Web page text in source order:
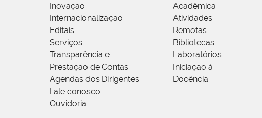
Inovação
Internacionalização
Editais
Serviços
Transparência e
Prestação de Contas
Agendas dos Dirigentes
Fale conosco
Ouvidoria
Acadêmica
Atividades
Remotas
Bibliotecas
Laboratórios
Iniciação à
Docência